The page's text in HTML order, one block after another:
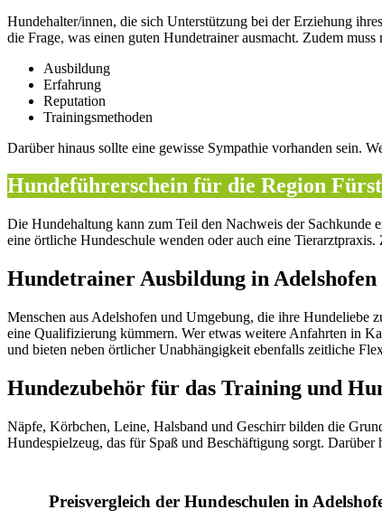
Hundehalter/innen, die sich Unterstützung bei der Erziehung
die Frage, was einen guten Hundetrainer ausmacht. Zudem
Ausbildung
Erfahrung
Reputation
Trainingsmethoden
Darüber hinaus sollte eine gewisse Sympathie vorhanden sein.
Hundeführerschein für die Region
Die Hundehaltung kann zum Teil den Nachweis der Sachkunde
eine örtliche Hundeschule wenden oder auch eine
Hundetrainer Ausbildung in Adelshofen
Menschen aus Adelshofen und Umgebung, die ihre Hundeliebe
eine Qualifizierung kümmern. Wer etwas weitere Anfahrten in
und bieten neben örtlicher Unabhängigkeit ebenfalls zeitliche
Hundezubehör für das Training und
Näpfe, Körbchen, Leine, Halsband und Geschirr bilden die
Hundespielzeug, das für Spaß und Beschäftigung sorgt.
Preisvergleich der Hundeschulen in